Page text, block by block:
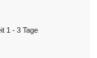
1 - 3 Tage